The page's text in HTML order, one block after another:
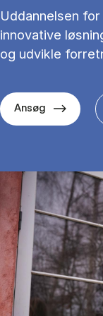
Uddannelsen
innovative
og udvikle
Ansøg